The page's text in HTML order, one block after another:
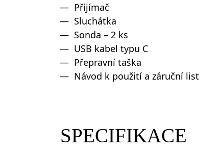
Přijímač
Sluchátka
Sonda – 2 ks
USB kabel typu C
Přepravní taška
Návod k použití a záruční list
SPECIFIKACE